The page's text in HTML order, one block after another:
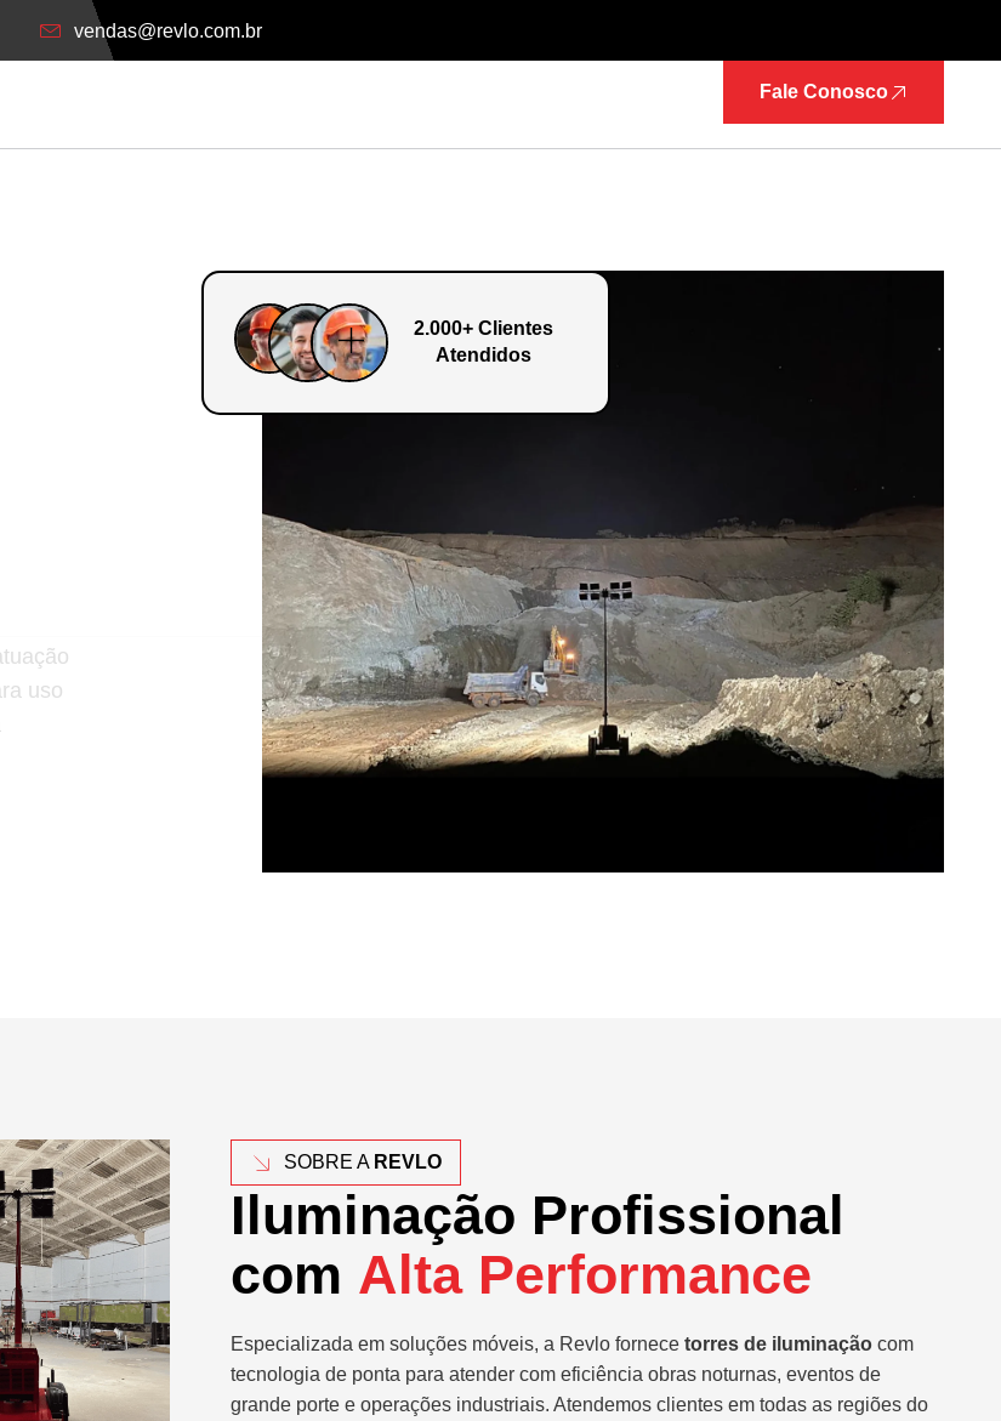
vendas@revlo.com.br
Fale Conosco
uso
2.000+ Clientes
Atendidos
SOBRE A REVLO
Iluminação Profissional
com Alta Performance
Especializada em soluções móveis, a Revlo fornece torres de iluminação com
tecnologia de ponta para atender com eficiência obras noturnas, eventos de
grande porte e operações industriais. Atendemos clientes em todas as regiões do